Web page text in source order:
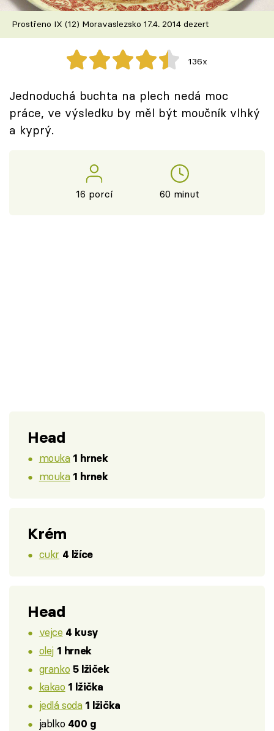
Škola vaření
Recepty z TV
Speciál: Cuketa
Těhotnej kuchař
Sledujte prima+
Prostřeno IX (12) Moravaslezsko 17.4. 2014 dezert
136x
Jednoduchá buchta na plech nedá moc
práce, ve výsledku by měl být moučník vlhký
a kyprý.
16 porcí 60 minut
Head
mouka 1 hrnek
mouka 1 hrnek
Krém
cukr 4 lžíce
Head
vejce 4 kusy
olej 1 hrnek
granko 5 lžiček
kakao 1 lžička
jedlá soda 1 lžička
jablko 400 g